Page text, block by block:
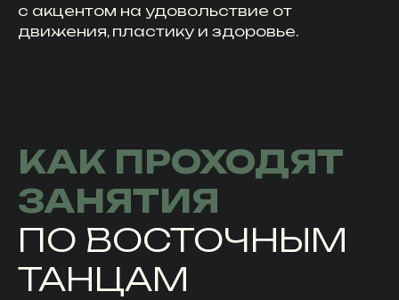
с акцентом на удовольствие от
движения, пластику и здоровье.
КАК ПРОХОДЯТ
ЗАНЯТИЯ
ПО ВОСТОЧНЫМ
ТАНЦАМ